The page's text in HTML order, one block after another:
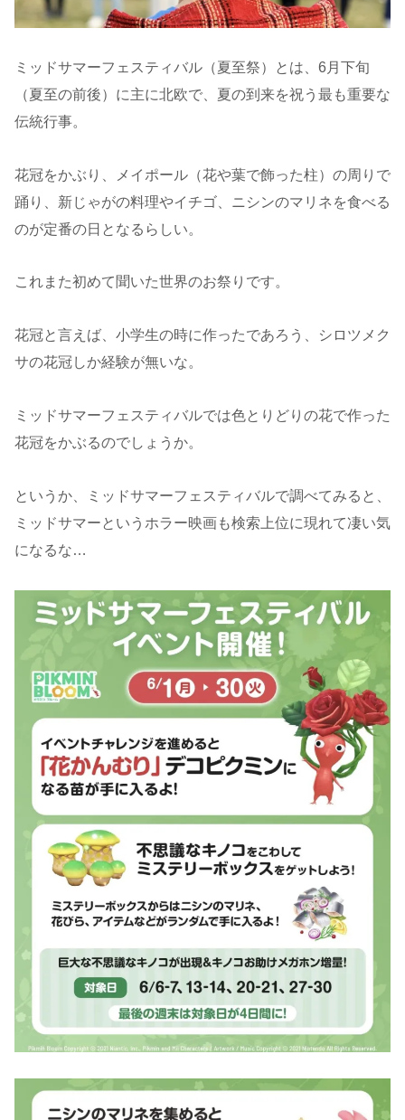
ミッドサマーフェスティバル（夏至祭）とは、6月下旬
（夏至の前後）に主に北欧で、夏の到来を祝う最も重要な
伝統行事。
花冠をかぶり、メイポール（花や葉で飾った柱）の周りで
踊り、新じゃがの料理やイチゴ、ニシンのマリネを食べる
のが定番の日となるらしい。
これまた初めて聞いた世界のお祭りです。
花冠と言えば、小学生の時に作ったであろう、シロツメク
サの花冠しか経験が無いな。
ミッドサマーフェスティバルでは色とりどりの花で作った
花冠をかぶるのでしょうか。
というか、ミッドサマーフェスティバルで調べてみると、
ミッドサマーというホラー映画も検索上位に現れて凄い気
になるな…